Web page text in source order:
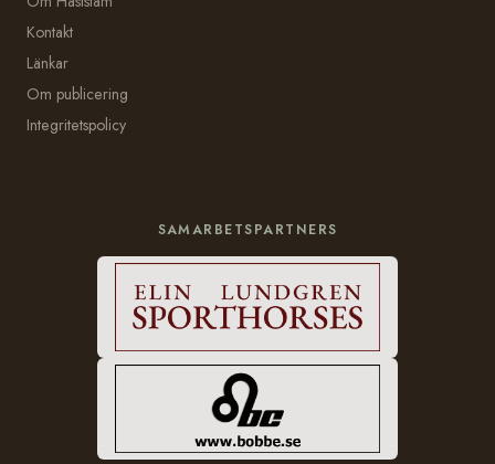
Kontakt
Länkar
Om publicering
Integritetspolicy
SAMARBETSPARTNERS